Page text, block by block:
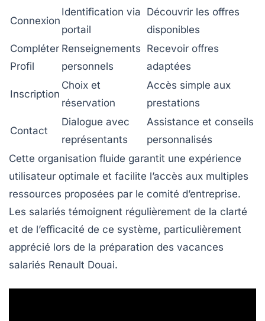
Connexion
Identification via
portail
Découvrir les offres
disponibles
Compléter
Profil
Renseignements
personnels
Recevoir offres
adaptées
Inscription
Choix et
réservation
Accès simple aux
prestations
Contact
Dialogue avec
représentants
Assistance et conseils
personnalisés
Cette organisation fluide garantit une expérience
utilisateur optimale et facilite l’accès aux multiples
ressources proposées par le comité d’entreprise.
Les salariés témoignent régulièrement de la clarté
et de l’efficacité de ce système, particulièrement
apprécié lors de la préparation des vacances
salariés Renault Douai.